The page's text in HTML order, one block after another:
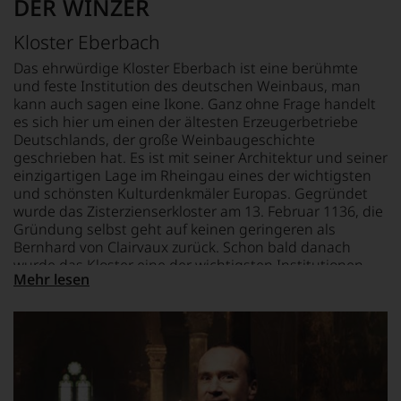
unserem
Webshop,
um
zu
unterstreichen,
auf
welch
hohem
Niveau
sich
unsere
Weinselektion
bewegt.
Das
aber
genügt
uns
festgestellt,
hat
Kreativität
Innovationsgeist
Weinjournalismus
und
Weinbewertung
revolutioniert.
Der
studierte
Rechtsanwalt
verstand
sich
als
Sprachrohr
des
Riesling
TRINKTEMPERATUR
8 °C
GESCHMACK
trocken
DER WINZER
Kloster Eberbach
Das ehrwürdige Kloster Eberbach ist eine berühmte
und feste Institution des deutschen Weinbaus, man
kann auch sagen eine Ikone. Ganz ohne Frage handelt
es sich hier um einen der ältesten Erzeugerbetriebe
Deutschlands, der große Weinbaugeschichte
geschrieben hat. Es ist mit seiner Architektur und seiner
einzigartigen Lage im Rheingau eines der wichtigsten
und schönsten Kulturdenkmäler Europas. Gegründet
wurde das Zisterzienserkloster am 13. Februar 1136, die
Gründung selbst geht auf keinen geringeren als
Bernhard von Clairvaux zurück. Schon bald danach
wurde das Kloster eine der wichtigsten Institutionen
des Weinbaus im Rheingau, denn durch die akribische
Innovationsarbeit in Sachen An- und Ausbau geleistet.
In der alten Kelterhalle des Klosters mit seinen liebevoll
gepflegten Original-Korbpressen kann man nicht nur
historische Luft schnuppern, sondern erahnen, welche
Mehr lesen